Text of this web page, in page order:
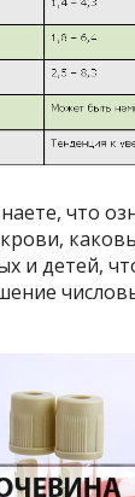
что
и детей,